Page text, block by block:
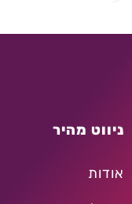
ניווט מהיר
אודות